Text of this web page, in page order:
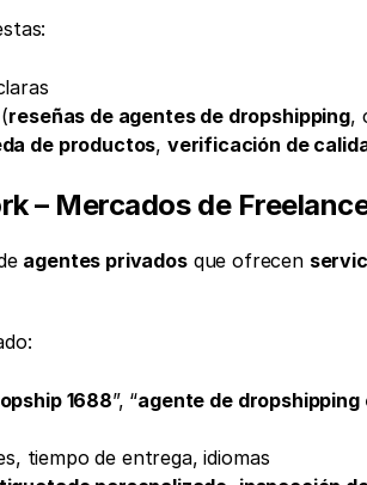
reseñas de agentes de dropshipping,
de productos, verificación de
– Mercados de
agentes privados que ofrecen
1688”, “agente de dropshipping
tiempo de entrega, idiomas